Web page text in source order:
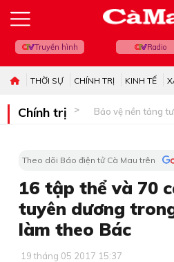
Truyền hình Radio
THỜI SỰ CHÍNH TRỊ KINH TẾ
Chính trị Bảo vệ nền tảng
Theo dõi Báo điện tử Cà Mau trên
16 tập thể và 70
tuyên dương
làm theo Bác
19 tháng 05 2017 15:37